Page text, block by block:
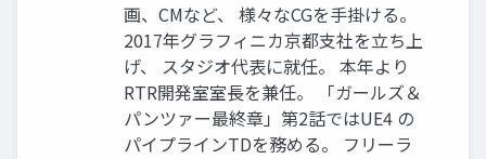
画、CMなど、 様々なCGを手掛ける。
2017年グラフィニカ京都支社を立ち上
げ、 スタジオ代表に就任。 本年より
RTR開発室室長を兼任。 「ガールズ＆
パンツァー最終章」第2話ではUE4 の
パイプラインTDを務める。 フリーラ